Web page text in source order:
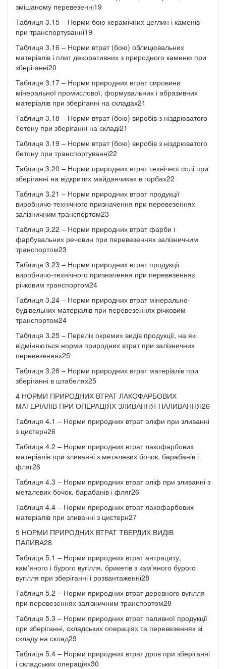
змішаному перевезенні19
Таблиця 3.15 – Норми бою керамічних цеглин і каменів
при транспортуванні19
Таблиця 3.16 – Норми втрат (бою) облицювальних
матеріалів і плит декоративних з природного каменю при
зберіганні20
Таблиця 3.17 – Норми природних втрат сировини
мінеральної промислової, формувальних і абразивних
матеріалів при зберіганні на складах21
Таблиця 3.18 – Норми втрат (бою) виробів з ніздрюватого
бетону при зберіганні на складі21
Таблиця 3.19 – Норми втрат (бою) виробів з ніздрюватого
бетону при транспортуванні22
Таблиця 3.20 – Норми природних втрат технічної солі при
зберіганні на відкритих майданчиках в горбах22
Таблиця 3.21 – Норми природних втрат продукції
виробничо-технічного призначення при перевезеннях
залізничним транспортом23
Таблиця 3.22 – Норми природних втрат фарби і
фарбувальних речовин при перевезеннях залізничним
транспортом23
Таблиця 3.23 – Норми природних втрат продукції
виробничо-технічного призначення при перевезеннях
річковим транспортом24
Таблиця 3.24 – Норми природних втрат мінерально-
будівельних матеріалів при перевезеннях річковим
транспортом24
Таблиця 3.25 – Перелік окремих видів продукції, на які
відміняються норми природних втрат при залізничних
перевезеннях25
Таблиця 3.26 – Норми природних втрат матеріалів при
зберіганні в штабелях25
4 НОРМИ ПРИРОДНИХ ВТРАТ ЛАКОФАРБОВИХ
МАТЕРІАЛІВ ПРИ ОПЕРАЦІЯХ ЗЛИВАННЯ-НАЛИВАННЯ26
Таблиця 4.1 – Норми природних втрат оліфи при зливанні
з цистерн26
Таблиця 4.2 – Норми природних втрат лакофарбових
матеріалів при зливанні з металевих бочок, барабанів і
фляг26
Таблиця 4.3 – Норми природних втрат оліф при зливанні з
металевих бочок, барабанів і фляг26
Таблиця 4.4 – Норми природних втрат лакофарбових
матеріалів при зливанні з цистерн27
5 НОРМИ ПРИРОДНИХ ВТРАТ ТВЕРДИХ ВИДІВ
ПАЛИВА28
Таблиця 5.1 – Норми природних втрат антрациту,
кам'яного і бурого вугілля, брикетів з кам'яного бурого
вугілля при зберіганні і розвантаженні28
Таблиця 5.2 – Норми природних втрат деревного вугілля
при перевезеннях залізничним транспортом28
Таблиця 5.3 – Норми природних втрат паливної продукції
при зберіганні, складських операціях та перевезеннях зі
складу на склад29
Таблиця 5.4 – Норми природних втрат дров при зберіганні
і складських операціях30